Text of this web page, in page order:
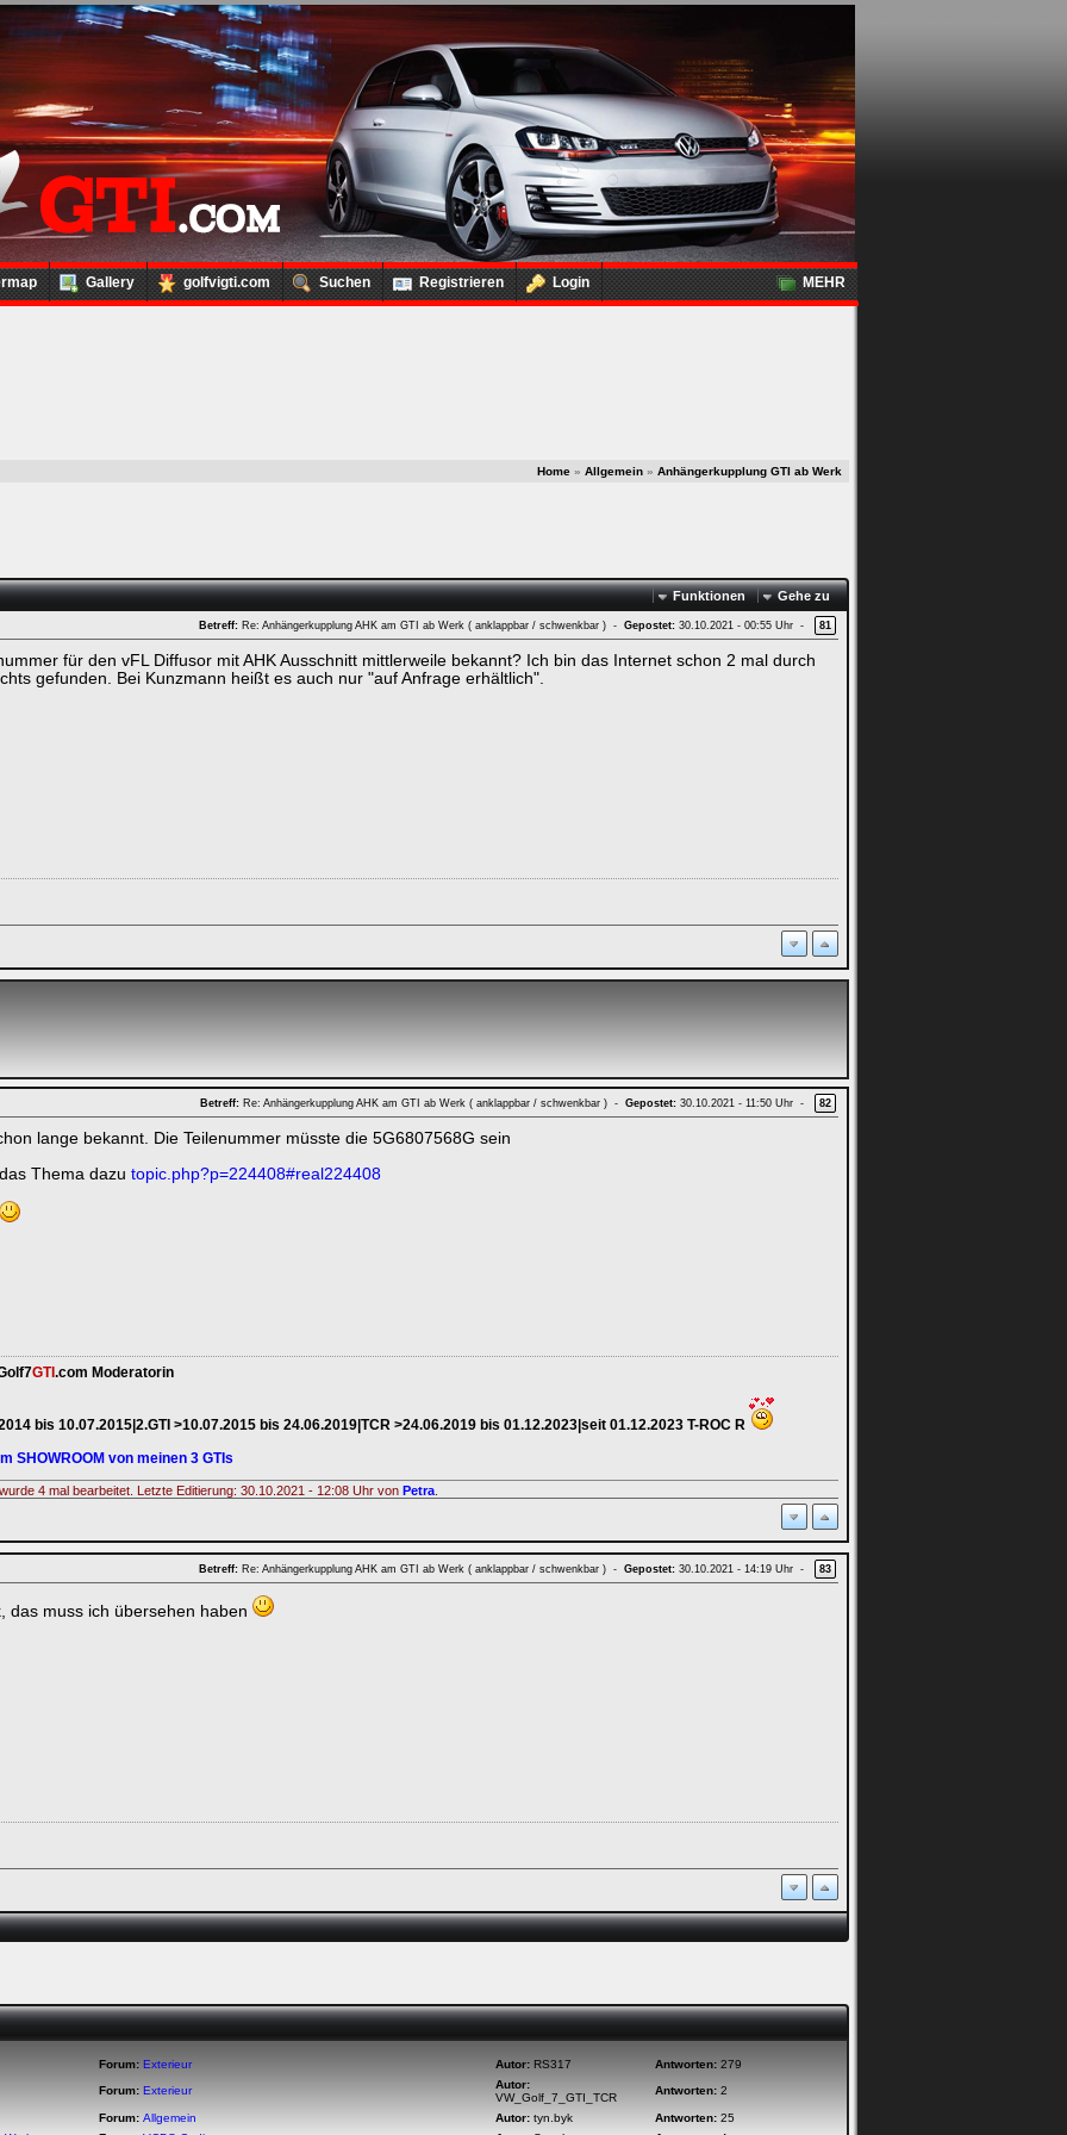
Gallery golfvigti.com Suchen Registrieren Login MEHR
Home » Allgemein » Anhängerkupplung GTI ab Werk
Gehe zu
Funktionen
Betreff: Re: Anhängerkupplung AHK am GTI ab Werk ( anklappbar / schwenkbar ) - Gepostet: 30.10.2021 - 00:55 Uhr - 81
für den vFL Diffusor mit AHK Ausschnitt mittlerweile bekannt? Ich bin das Internet schon 2 mal durch
gefunden. Bei Kunzmann heißt es auch nur "auf Anfrage erhältlich".
Betreff: Re: Anhängerkupplung AHK am GTI ab Werk ( anklappbar / schwenkbar ) - Gepostet: 30.10.2021 - 11:50 Uhr - 82
lange bekannt. Die Teilenummer müsste die 5G6807568G sein
Thema dazu topic.php?p=224408#real224408
GTI.com Moderatorin
bis 10.07.2015|2.GTI >10.07.2015 bis 24.06.2019|TCR >24.06.2019 bis 01.12.2023|seit 01.12.2023 T-ROC R
SHOWROOM von meinen 3 GTIs
4 mal bearbeitet. Letzte Editierung: 30.10.2021 - 12:08 Uhr von Petra
Betreff: Re: Anhängerkupplung AHK am GTI ab Werk ( anklappbar / schwenkbar ) - Gepostet: 30.10.2021 - 14:19 Uhr - 83
das muss ich übersehen haben
Forum: Exterieur Autor: RS317 Antworten: 279
Forum: Exterieur
Autor:
VW_Golf_7_GTI_TCR
Antworten: 2
Forum: Allgemein Autor: tyn.byk Antworten: 25